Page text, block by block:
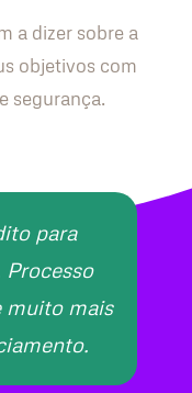
a dizer sobre a
objetivos com
segurança.
para
muito mais